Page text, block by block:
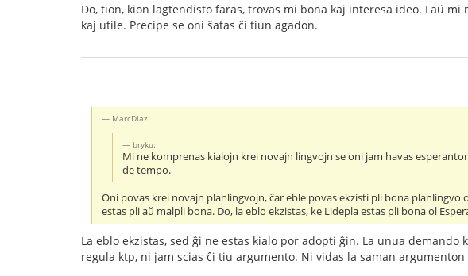
Do, tion, kion lagtendisto faras, trovas mi bona kaj interesa ideo. Laŭ
kaj utile. Precipe se oni ŝatas ĉi tiun agadon.
MarcDiaz:
bryku:
Mi ne komprenas kialojn krei novajn lingvojn se oni jam havas
de tempo.
Oni povas krei novajn planlingvojn, ĉar eble povas ekzisti pli bona planlingvo
estas pli aŭ malpli bona. Do, la eblo ekzistas, ke Lidepla estas pli bona ol
La eblo ekzistas, sed ĝi ne estas kialo por adopti ĝin. La unua
regula ktp, ni jam scias ĉi tiu argumento. Ni vidas la saman